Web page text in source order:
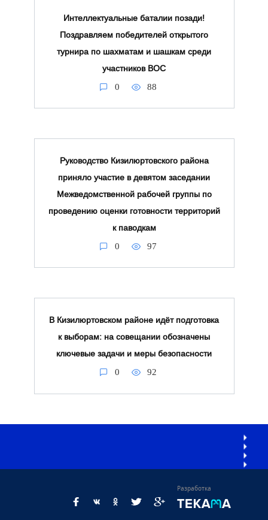
Интеллектуальные баталии позади!
Поздравляем победителей открытого
турнира по шахматам и шашкам среди
участников ВОС
0 88
Руководство Кизилюртовского района
приняло участие в девятом заседании
Межведомственной рабочей группы по
проведению оценки готовности территорий
к паводкам
0 97
В Кизилюртовском районе идёт подготовка
к выборам: на совещании обозначены
ключевые задачи и меры безопасности
0 92
Разработка